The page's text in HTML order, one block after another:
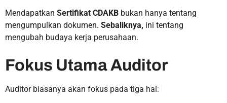
Mendapatkan Sertifikat CDAKB bukan hanya tentang
mengumpulkan dokumen. Sebaliknya, ini tentang
mengubah budaya kerja perusahaan.
Fokus Utama Auditor
Auditor biasanya akan fokus pada tiga hal: